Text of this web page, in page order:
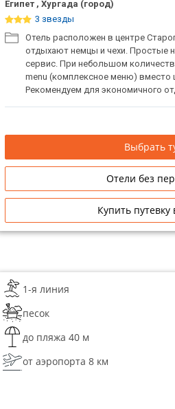
Египет , Хургада (город)
3 звезды
Отель расположен в центре
отдыхают немцы и чехи. Простые
сервис. При небольшом
menu (комплексное меню) вместо
Рекомендуем для экономичного
Выбрать
Отели без
Купить путевку
1-я линия
песок
до пляжа 40 м
от аэропорта 8 км